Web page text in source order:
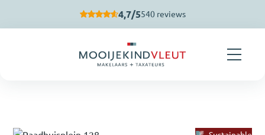
4,7/5540 reviews